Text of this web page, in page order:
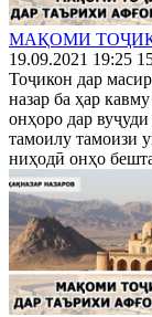
МАҚОМИ
19.09.2021 19:25
Тоҷикон дар
назар ба ҳар
онҳоро дар
тамоилу тамоизи
ниҳодӣ онҳо